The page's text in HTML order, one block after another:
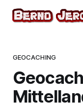
GEOCACHING